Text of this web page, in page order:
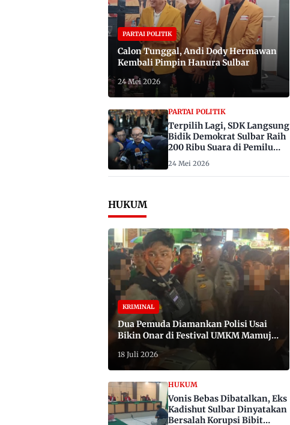
PARTAI POLITIK
Calon Tunggal, Andi Dody Hermawan
Kembali Pimpin Hanura Sulbar
24 Mei 2026
PARTAI POLITIK
Terpilih Lagi, SDK Langsung
Bidik Demokrat Sulbar Raih
200 Ribu Suara di Pemilu
2029
24 Mei 2026
HUKUM
KRIMINAL
Dua Pemuda Diamankan Polisi Usai
Bikin Onar di Festival UMKM Mamuju,
Satu Bawa Badik
18 Juli 2026
HUKUM
Vonis Bebas Dibatalkan, Eks
Kadishut Sulbar Dinyatakan
Bersalah Korupsi Bibit